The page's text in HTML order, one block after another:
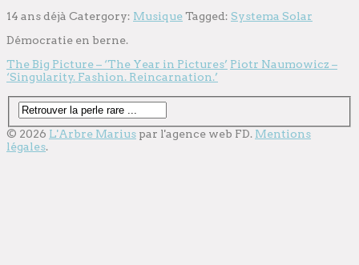
14 ans déjà Catergory: MusiqueTagged: Systema Solar
Démocratie en berne.
The Big Picture – ‘The Year in Pictures’ Piotr Naumowicz –
‘Singularity. Fashion. Reincarnation.’
© 2026 L'Arbre Marius par l'agence web FD. Mentions
légales.